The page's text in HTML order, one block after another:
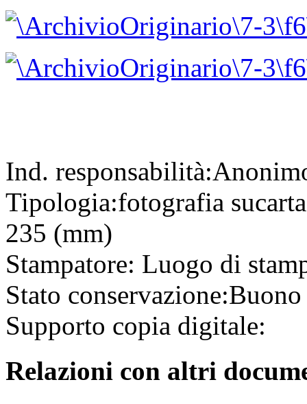
Ind. responsabilità:
Tipologia:fotografia su
235 (mm)
Stampatore: Luogo di
Stato conservazione:Buono
Supporto copia digitale:
Relazioni con altri